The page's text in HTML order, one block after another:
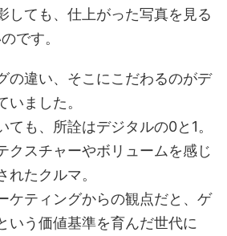
しても、仕上がった写真を見る
です。
の違い、そこにこだわるのがデ
ました。
ても、所詮はデジタルの0と1。
クスチャーやボリュームを感じ
れたクルマ。
ケティングからの観点だと、ゲ
いう価値基準を育んだ世代に